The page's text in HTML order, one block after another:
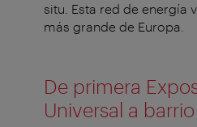
situ. Esta red de energía
más grande de Europa.
De primera
Universal a